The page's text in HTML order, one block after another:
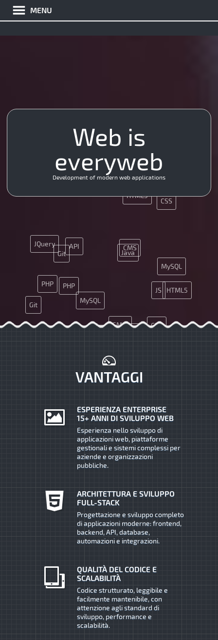
MENU
PHP
MySQL
HTML5
JS
JQuery
Nginx
SEO
SMM
CMS
CSS
Ajax
Git
App
PHP
MySQL
HTML5
JQuerySEO
Java
API
CMS
CSS
Ajax
Git
Web is
everyweb
Development of modern web applications
VANTAGGI
ESPERIENZA ENTERPRISE
15+ ANNI DI SVILUPPO WEB
Esperienza nello sviluppo di
applicazioni web, piattaforme
gestionali e sistemi complessi per
aziende e organizzazioni
pubbliche.
ARCHITETTURA E SVILUPPO
FULL-STACK
Progettazione e sviluppo completo
di applicazioni moderne: frontend,
backend, API, database,
automazioni e integrazioni.
QUALITÀ DEL CODICE E
SCALABILITÀ
Codice strutturato, leggibile e
facilmente mantenibile, con
attenzione agli standard di
sviluppo, performance e
scalabilità.